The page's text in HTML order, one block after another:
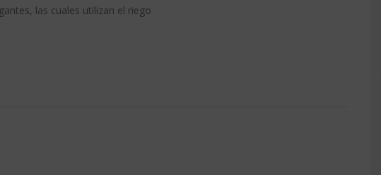
las cuales utilizan el riego